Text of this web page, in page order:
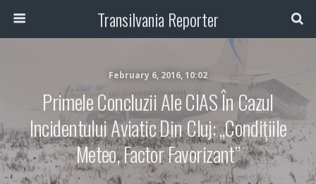
Transilvania Reporter
February 6, 2016, 10:02
Primele Concluzii Ale CIAS În Cazul
Incidentului Aviatic Din Cluj: „Condițiile
Meteo, Factor Favorizant”